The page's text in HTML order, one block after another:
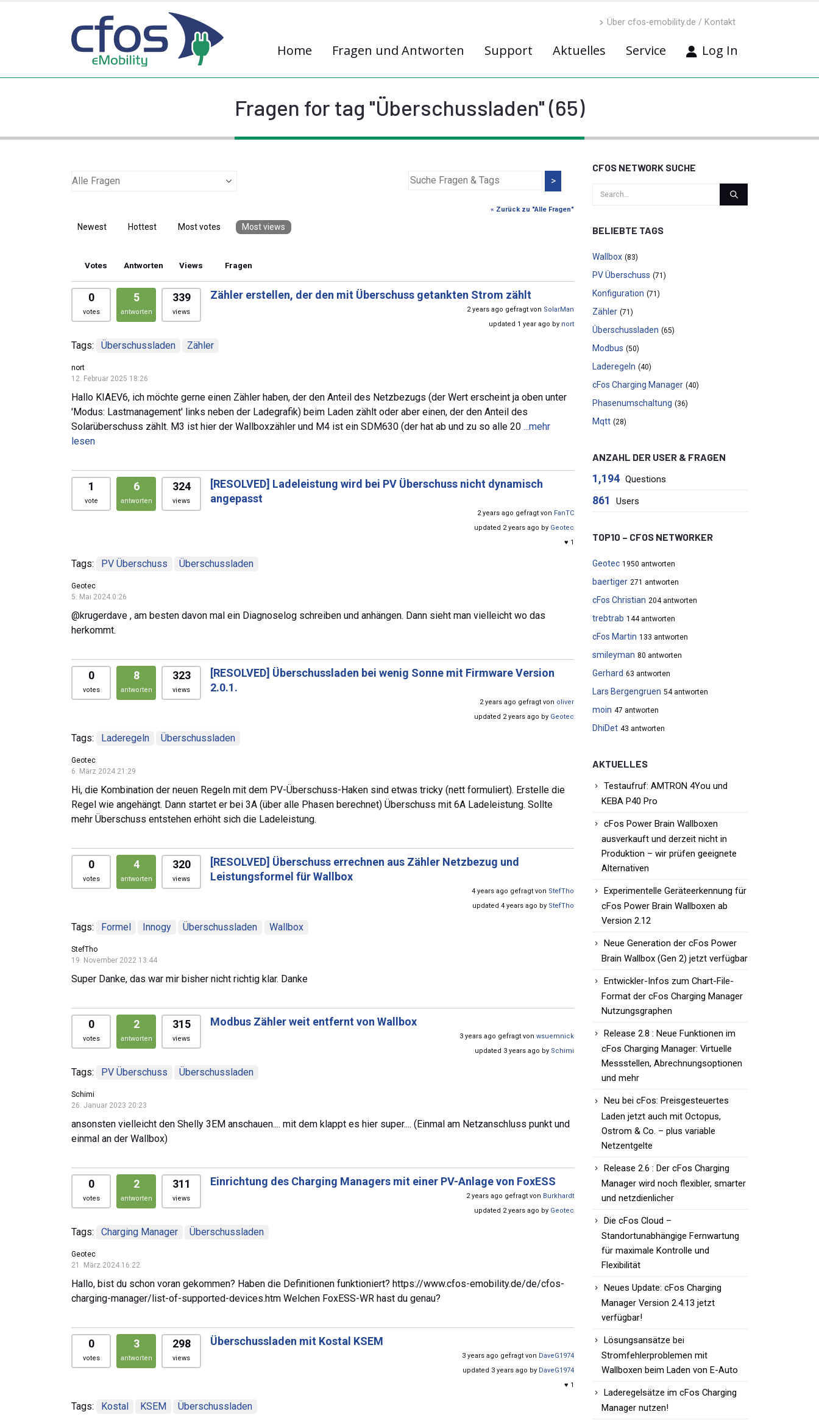
Über cfos-emobility.de / Kontakt
Home Fragen und Antworten Support Aktuelles Service Log In
Fragen for tag "Überschussladen" (65)
>
« Zurück zu "Alle Fragen"
Newest Hottest Most votes Most views
Votes Antworten Views Fragen
0
votes
5
antworten
339
views
Zähler erstellen, der den mit Überschuss getankten Strom zählt
2 years ago gefragt von SolarMan
updated 1 year ago by nort
Tags: Überschussladen Zähler
nort
12. Februar 2025 18:26
Hallo KIAEV6, ich möchte gerne einen Zähler haben, der den Anteil des Netzbezugs (der Wert erscheint ja oben unter
'Modus: Lastmanagement' links neben der Ladegrafik) beim Laden zählt oder aber einen, der den Anteil des
Solarüberschuss zählt. M3 ist hier der Wallboxzähler und M4 ist ein SDM630 (der hat ab und zu so alle 20 ...mehr
lesen
1
vote
6
antworten
324
views
[RESOLVED] Ladeleistung wird bei PV Überschuss nicht dynamisch
angepasst
2 years ago gefragt von FanTC
updated 2 years ago by Geotec
♥ 1
Tags: PV Überschuss Überschussladen
Geotec
5. Mai 2024 0:26
@krugerdave , am besten davon mal ein Diagnoselog schreiben und anhängen. Dann sieht man vielleicht wo das
herkommt.
0
votes
8
antworten
323
views
[RESOLVED] Überschussladen bei wenig Sonne mit Firmware Version
2.0.1.
2 years ago gefragt von oliver
updated 2 years ago by Geotec
Tags: Laderegeln Überschussladen
Geotec
6. März 2024 21:29
Hi, die Kombination der neuen Regeln mit dem PV-Überschuss-Haken sind etwas tricky (nett formuliert). Erstelle die
Regel wie angehängt. Dann startet er bei 3A (über alle Phasen berechnet) Überschuss mit 6A Ladeleistung. Sollte
mehr Überschuss entstehen erhöht sich die Ladeleistung.
0
votes
4
antworten
320
views
[RESOLVED] Überschuss errechnen aus Zähler Netzbezug und
Leistungsformel für Wallbox
4 years ago gefragt von StefTho
updated 4 years ago by StefTho
Tags: Formel Innogy Überschussladen Wallbox
StefTho
19. November 2022 13:44
Super Danke, das war mir bisher nicht richtig klar. Danke
0
votes
2
antworten
315
views
Modbus Zähler weit entfernt von Wallbox
3 years ago gefragt von wsuemnick
updated 3 years ago by Schimi
Tags: PV Überschuss Überschussladen
Schimi
26. Januar 2023 20:23
ansonsten vielleicht den Shelly 3EM anschauen.... mit dem klappt es hier super.... (Einmal am Netzanschluss punkt und
einmal an der Wallbox)
0
votes
2
antworten
311
views
Einrichtung des Charging Managers mit einer PV-Anlage von FoxESS
2 years ago gefragt von Burkhardt
updated 2 years ago by Geotec
Tags: Charging Manager Überschussladen
Geotec
21. März 2024 16:22
Hallo, bist du schon voran gekommen? Haben die Definitionen funktioniert? https://www.cfos-emobility.de/de/cfos-
charging-manager/list-of-supported-devices.htm Welchen FoxESS-WR hast du genau?
0
votes
3
antworten
298
views
Überschussladen mit Kostal KSEM
3 years ago gefragt von DaveG1974
updated 3 years ago by DaveG1974
♥ 1
Tags: Kostal KSEM Überschussladen
CFOS NETWORK SUCHE
BELIEBTE TAGS
Wallbox (83)
PV Überschuss (71)
Konfiguration (71)
Zähler (71)
Überschussladen (65)
Modbus (50)
Laderegeln (40)
cFos Charging Manager (40)
Phasenumschaltung (36)
Mqtt (28)
ANZAHL DER USER & FRAGEN
1,194 Questions
861 Users
TOP10 – CFOS NETWORKER
Geotec 1950 antworten
baertiger 271 antworten
cFos Christian 204 antworten
trebtrab 144 antworten
cFos Martin 133 antworten
smileyman 80 antworten
Gerhard 63 antworten
Lars Bergengruen 54 antworten
moin 47 antworten
DhiDet 43 antworten
AKTUELLES
Testaufruf: AMTRON 4You und
KEBA P40 Pro
cFos Power Brain Wallboxen
ausverkauft und derzeit nicht in
Produktion – wir prüfen geeignete
Alternativen
Experimentelle Geräteerkennung für
cFos Power Brain Wallboxen ab
Version 2.12
Neue Generation der cFos Power
Brain Wallbox (Gen 2) jetzt verfügbar
Entwickler-Infos zum Chart-File-
Format der cFos Charging Manager
Nutzungsgraphen
Release 2.8 : Neue Funktionen im
cFos Charging Manager: Virtuelle
Messstellen, Abrechnungsoptionen
und mehr
Neu bei cFos: Preisgesteuertes
Laden jetzt auch mit Octopus,
Ostrom & Co. – plus variable
Netzentgelte
Release 2.6 : Der cFos Charging
Manager wird noch flexibler, smarter
und netzdienlicher
Die cFos Cloud –
Standortunabhängige Fernwartung
für maximale Kontrolle und
Flexibilität
Neues Update: cFos Charging
Manager Version 2.4.13 jetzt
verfügbar!
Lösungsansätze bei
Stromfehlerproblemen mit
Wallboxen beim Laden von E-Auto
Laderegelsätze im cFos Charging
Manager nutzen!